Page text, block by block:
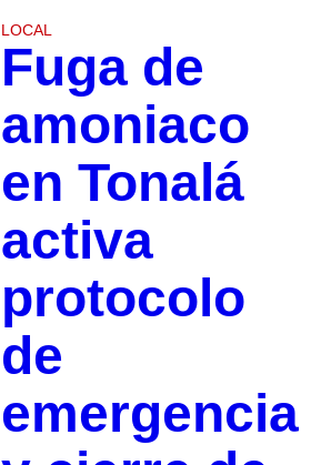
LOCAL
Fuga de
amoniaco
en Tonalá
activa
protocolo
de
emergencia